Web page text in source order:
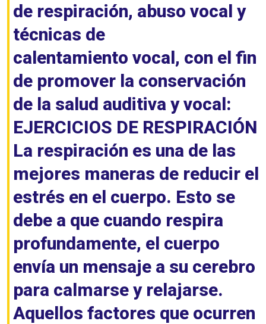
de respiración, abuso vocal y
técnicas de
calentamiento vocal, con el fin
de promover la conservación
de la salud auditiva y vocal:
EJERCICIOS DE RESPIRACIÓN
La respiración es una de las
mejores maneras de reducir el
estrés en el cuerpo. Esto se
debe a que cuando respira
profundamente, el cuerpo
envía un mensaje a su cerebro
para calmarse y relajarse.
Aquellos factores que ocurren